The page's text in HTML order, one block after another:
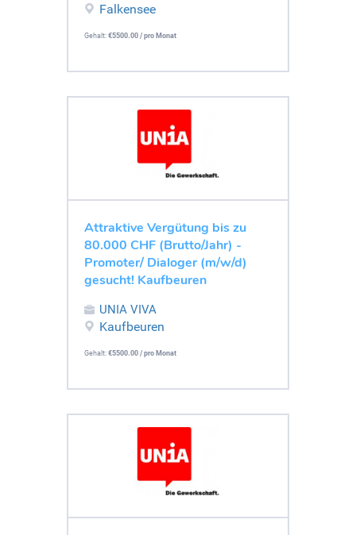
Falkensee
Gehalt: €5500.00 / pro Monat
Attraktive Vergütung bis zu
80.000 CHF (Brutto/Jahr) -
Promoter/ Dialoger (m/w/d)
gesucht! Kaufbeuren
UNIA VIVA
Kaufbeuren
Gehalt: €5500.00 / pro Monat